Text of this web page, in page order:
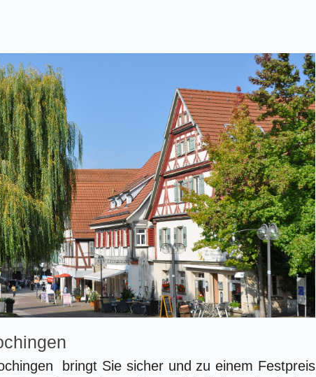
bringt Sie sicher und zu einem Festpreis